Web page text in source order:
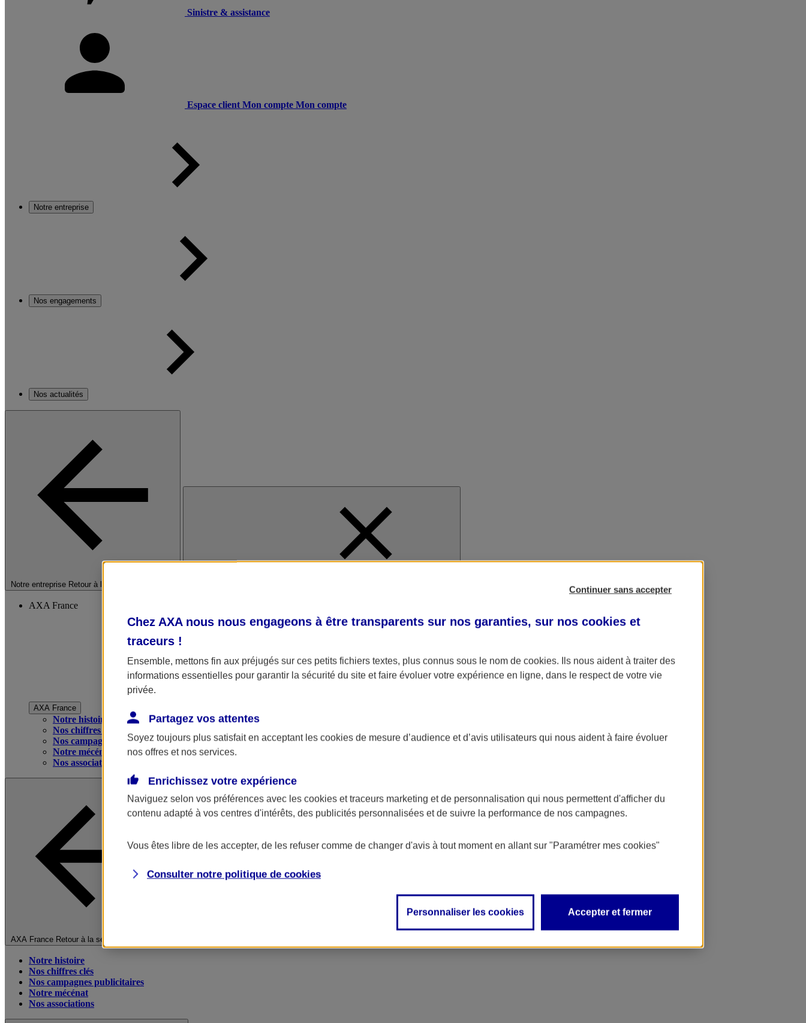
Sinistre & assistance
Espace client Mon compte Mon compte
Notre entreprise
Nos engagements
Nos actualités
Notre entreprise Retour à la section précédente
AXA France
AXA France
Notre histoire
Nos chiffres clés
Nos campagnes publicitaires
Notre mécénat
Nos associations
AXA France Retour à la section précédente
Notre histoire
Nos chiffres clés
Nos campagnes publicitaires
Notre mécénat
Nos associations
Continuer sans accepter
Chez AXA nous nous engageons à être transparents sur nos garanties, sur nos cookies et
traceurs !
Ensemble, mettons fin aux préjugés sur ces petits fichiers textes, plus connus sous le nom de cookies. Ils nous aident à traiter des
informations essentielles pour garantir la sécurité du site et faire évoluer votre expérience en ligne, dans le respect de votre vie
privée.
Partagez vos attentes
Soyez toujours plus satisfait en acceptant les cookies de mesure d’audience et d’avis utilisateurs qui nous aident à faire évoluer
nos offres et nos services.
Enrichissez votre expérience
Naviguez selon vos préférences avec les cookies et traceurs marketing et de personnalisation qui nous permettent d'afficher du
contenu adapté à vos centres d'intérêts, des publicités personnalisées et de suivre la performance de nos campagnes.
Vous êtes libre de les accepter, de les refuser comme de changer d'avis à tout moment en allant sur "Paramétrer mes cookies"
Consulter notre politique de cookies
Personnaliser les cookies Accepter et fermer